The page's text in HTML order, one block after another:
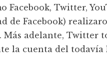
Facebook, Twitter,
de Facebook)
Más adelante, Twitter
la cuenta del todavía